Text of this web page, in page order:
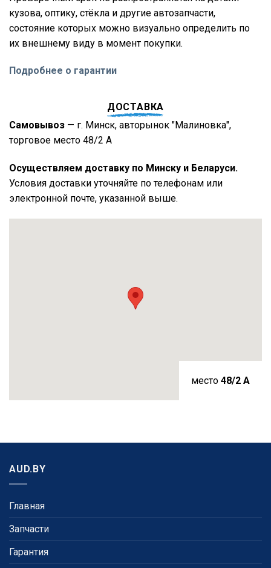
кузова, оптику, стёкла и другие автозапчасти,
состояние которых можно визуально определить по
их внешнему виду в момент покупки.
Подробнее о гарантии
ДОСТАВКА
Самовывоз — г. Минск, авторынок "Малиновка",
торговое место 48/2 А
Осуществляем доставку по Минску и Беларуси.
Условия доставки уточняйте по телефонам или
электронной почте, указанной выше.
место 48/2 A
AUD.BY
Главная
Запчасти
Гарантия